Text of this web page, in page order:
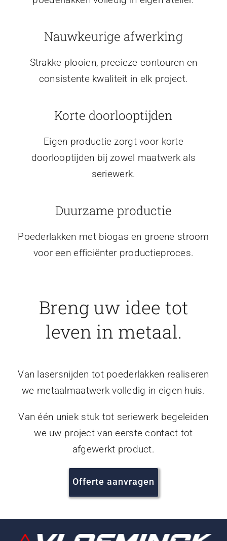
Nauwkeurige afwerking
Strakke plooien, precieze contouren en
consistente kwaliteit in elk project.
Korte doorlooptijden
Eigen productie zorgt voor korte
doorlooptijden bij zowel maatwerk als
seriewerk.
Duurzame productie
Poederlakken met biogas en groene stroom
voor een efficiënter productieproces.
Breng uw idee tot
leven in metaal.
Van lasersnijden tot poederlakken realiseren
we metaalmaatwerk volledig in eigen huis.
Van één uniek stuk tot seriewerk begeleiden
we uw project van eerste contact tot
afgewerkt product.
Offerte aanvragen